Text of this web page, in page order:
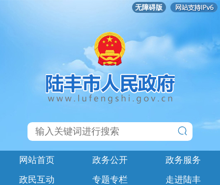
无障碍版
网站首页 政务公开
政务服务
政民互动
专题专栏
走进陆丰